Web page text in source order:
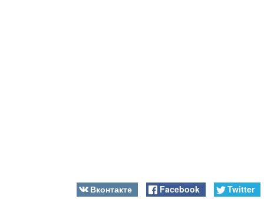
Вконтакте Facebook
Twitter